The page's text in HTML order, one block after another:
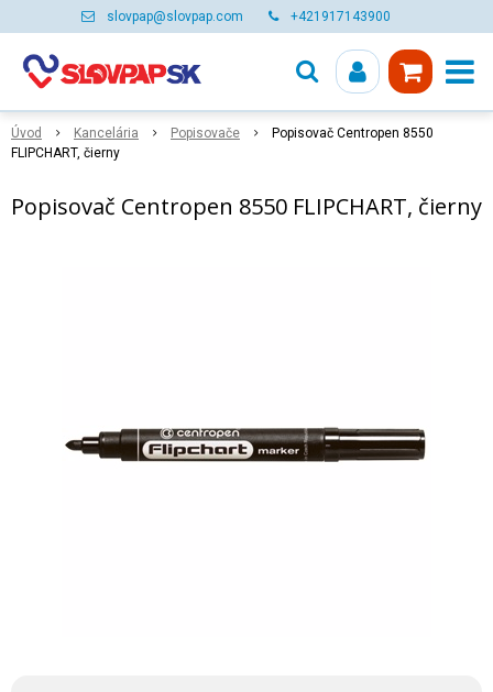
slovpap@slovpap.com +421917143900
Úvod Kancelária Popisovače
Popisovač Centropen 8550
FLIPCHART, čierny
Popisovač Centropen 8550 FLIPCHART, čierny